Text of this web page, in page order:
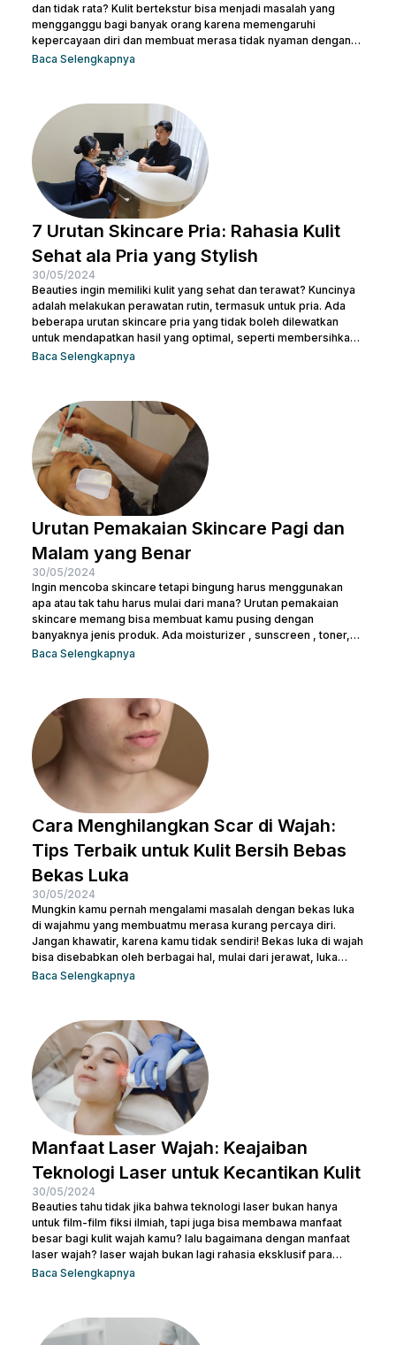
dan tidak rata? Kulit bertekstur bisa menjadi masalah yang
mengganggu bagi banyak orang karena memengaruhi
kepercayaan diri dan membuat merasa tidak nyaman dengan
penampilan kulit. Namun, jangan khawatir, ada berbagai cara
membahas secara mendalam cara menghilangkan kulit
bertekstur dengan langkah-langkah perawatan yang
sederhana namun efektif. Dari penggunaan produk yang sesuai
hingga perawatan...
Baca Selengkapnya
7 Urutan Skincare Pria: Rahasia Kulit
Sehat ala Pria yang Stylish
30/05/2024
Beauties ingin memiliki kulit yang sehat dan terawat? Kuncinya
adalah melakukan perawatan rutin, termasuk untuk pria. Ada
beberapa urutan skincare pria yang tidak boleh dilewatkan
untuk mendapatkan hasil yang optimal, seperti membersihkan
wajah dengan facial wash, menggunakan toner, dan langkah-
kulitmu. Melakukan perawatan kulit wajah menjadi hal yang
penting supaya kamu terhindar dari jerawat dan kulit tampak
lebih cerah. Apalagi...
Baca Selengkapnya
Urutan Pemakaian Skincare Pagi dan
Malam yang Benar
30/05/2024
Ingin mencoba skincare tetapi bingung harus menggunakan
apa atau tak tahu harus mulai dari mana? Urutan pemakaian
skincare memang bisa membuat kamu pusing dengan
banyaknya jenis produk. Ada moisturizer , sunscreen , toner,
essence , dan masih banyak lagi. Tak heran juga kalau kamu
serupa, terlepas dari kemasan di bagian luarnya. Sebelum
salah langkah, Nulook sudah menyiapkan informasi lengkap
mengenai...
Baca Selengkapnya
Cara Menghilangkan Scar di Wajah:
Tips Terbaik untuk Kulit Bersih Bebas
Bekas Luka
30/05/2024
Mungkin kamu pernah mengalami masalah dengan bekas luka
di wajahmu yang membuatmu merasa kurang percaya diri.
Jangan khawatir, karena kamu tidak sendiri! Bekas luka di wajah
bisa disebabkan oleh berbagai hal, mulai dari jerawat, luka
bakar, hingga bekas operasi. Ada banyak cara menghilangkan
beauties mengetahui cara terbaik menghilangkan bekas luka
agar kamu bisa kembali memiliki kulit yang mulus dan percaya...
Baca Selengkapnya
Manfaat Laser Wajah: Keajaiban
Teknologi Laser untuk Kecantikan Kulit
30/05/2024
Beauties tahu tidak jika bahwa teknologi laser bukan hanya
untuk film-film fiksi ilmiah, tapi juga bisa membawa manfaat
besar bagi kulit wajah kamu? lalu bagaimana dengan manfaat
laser wajah? laser wajah bukan lagi rahasia eksklusif para
selebriti atau ahli kecantikan. Ini adalah solusi modern yang
Jadi, jika kamu ingin memperbaiki tekstur kulit, menghilangkan
noda, atau meremajakan kulit tanpa harus melewati prosedur...
Baca Selengkapnya